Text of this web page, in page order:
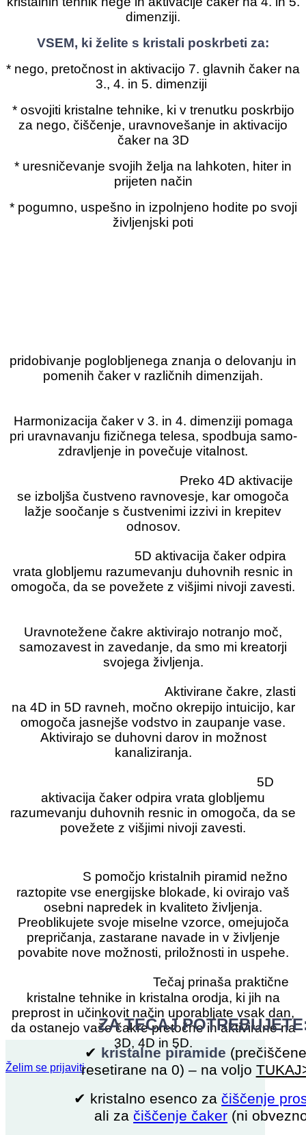
dimenziji.
VSEM, ki želite s kristali poskrbeti za:
* nego, pretočnost in aktivacijo 7. glavnih čaker na
3., 4. in 5. dimenziji
* osvojiti kristalne tehnike, ki v trenutku poskrbijo
za nego, čiščenje, uravnovešanje in aktivacijo
čaker na 3D
* uresničevanje svojih želja na lahkoten, hiter in
prijeten način
* pogumno, uspešno in izpolnjeno hodite po svoji
življenjski poti
pridobivanje poglobljenega znanja o delovanju in
pomenih čaker v različnih dimenzijah.
Harmonizacija čaker v 3. in 4. dimenziji pomaga
pri uravnavanju fizičnega telesa, spodbuja samo-
zdravljenje in povečuje vitalnost.
Preko 4D aktivacije
se izboljša čustveno ravnovesje, kar omogoča
lažje soočanje s čustvenimi izzivi in krepitev
odnosov.
5D aktivacija čaker odpira
vrata globljemu razumevanju duhovnih resnic in
omogoča, da se povežete z višjimi nivoji zavesti.
Uravnotežene čakre aktivirajo notranjo moč,
samozavest in zavedanje, da smo mi kreatorji
svojega življenja.
Aktivirane čakre, zlasti
na 4D in 5D ravneh, močno okrepijo intuicijo, kar
omogoča jasnejše vodstvo in zaupanje vase.
Aktivirajo se duhovni darov in možnost
kanaliziranja.
5D
aktivacija čaker odpira vrata globljemu
razumevanju duhovnih resnic in omogoča, da se
povežete z višjimi nivoji zavesti.
S pomočjo kristalnih piramid nežno
raztopite vse energijske blokade, ki ovirajo vaš
osebni napredek in kvaliteto življenja.
Preoblikujete svoje miselne vzorce, omejujoča
prepričanja, zastarane navade in v življenje
povabite nove možnosti, priložnosti in uspehe.
Tečaj prinaša praktične
kristalne tehnike in kristalna orodja, ki jih na
preprost in učinkovit način uporabljate vsak dan,
da ostanejo vaše čakre pretočne in aktivirane na
3D, 4D in 5D.
Želim se prijaviti
ZA TEČAJ
✔ kristalne piramide
resetirane na 0) – na voljo
✔ kristalno esenco za čiščenje
ali za čiščenje čaker (ni